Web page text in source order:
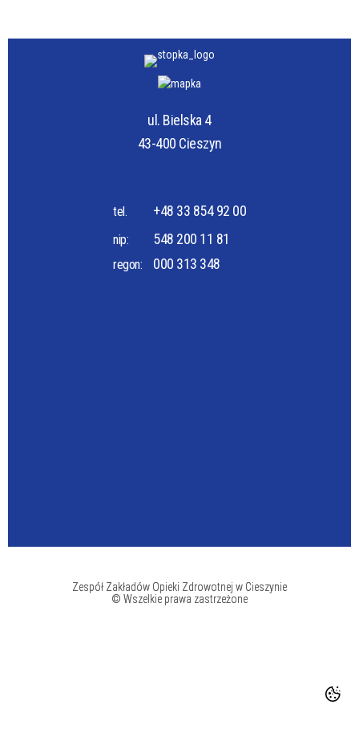
ul. Bielska 4
43-400 Cieszyn
tel. +48 33 854 92 00
nip: 548 200 11 81
regon: 000 313 348
Zespół Zakładów Opieki Zdrowotnej w Cieszynie
© Wszelkie prawa zastrzeżone